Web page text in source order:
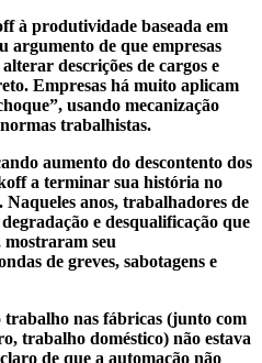
à produtividade baseada em
argumento de que empresas
descrições de cargos e
Empresas há muito aplicam
usando mecanização
trabalhistas.
aumento do descontento dos
a terminar sua história no
Naqueles anos, trabalhadores de
e desqualificação que
mostraram seu
de greves, sabotagens e
trabalho nas fábricas (junto com
trabalho doméstico) não estava
de que a automação não